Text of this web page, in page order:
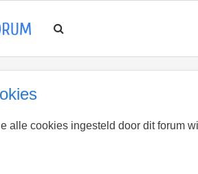
alle cookies ingesteld door dit forum